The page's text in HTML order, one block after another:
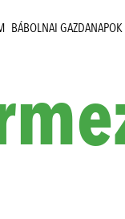
BÁBOLNAI GAZDANAPOK